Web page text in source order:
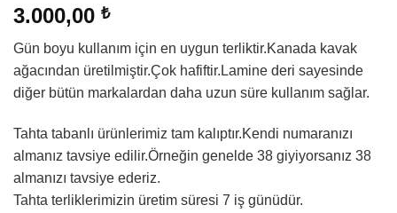
3.000,00 ₺
Gün boyu kullanım için en uygun terliktir.Kanada kavak
ağacından üretilmiştir.Çok hafiftir.Lamine deri sayesinde
diğer bütün markalardan daha uzun süre kullanım sağlar.
Tahta tabanlı ürünlerimiz tam kalıptır.Kendi numaranızı
almanız tavsiye edilir.Örneğin genelde 38 giyiyorsanız 38
almanızı tavsiye ederiz.
Tahta terliklerimizin üretim süresi 7 iş günüdür.